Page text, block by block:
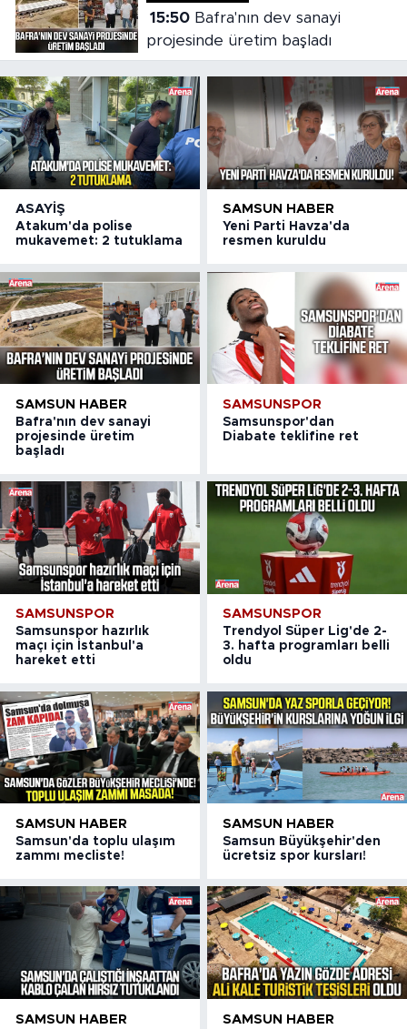
15:50Bafra'nın dev sanayi
projesinde üretim başladı
ASAYIŞ
Atakum'da polise
mukavemet: 2 tutuklama
SAMSUN HABER
Yeni Parti Havza'da
resmen kuruldu
SAMSUN HABER
Bafra'nın dev sanayi
projesinde üretim
başladı
SAMSUNSPOR
Samsunspor'dan
Diabate teklifine ret
SAMSUNSPOR
Samsunspor hazırlık
maçı için İstanbul'a
hareket etti
SAMSUNSPOR
Trendyol Süper Lig'de 2-
3. hafta programları belli
oldu
SAMSUN HABER
Samsun'da toplu ulaşım
zammı mecliste!
SAMSUN HABER
Samsun Büyükşehir'den
ücretsiz spor kursları!
SAMSUN HABER SAMSUN HABER